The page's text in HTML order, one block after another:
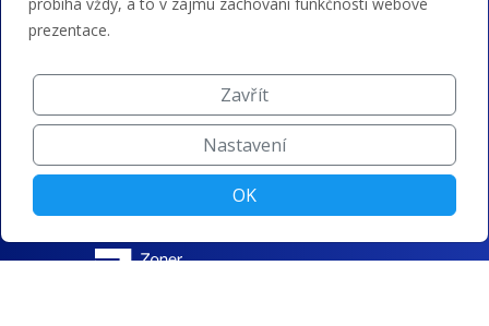
prezentace.
Zavřít
Nastavení
OK